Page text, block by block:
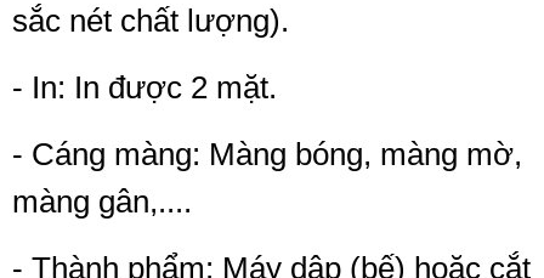
sắc nét chất lượng).
- In: In được 2 mặt.
- Cáng màng: Màng bóng, màng mờ,
màng gân,....
- Thành phẩm: Máy dập (bế) hoặc cắt